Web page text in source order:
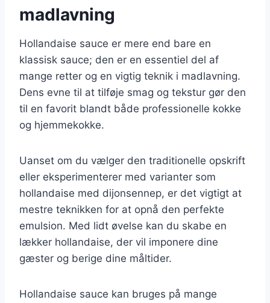
madlavning
Hollandaise sauce er mere end bare en
klassisk sauce; den er en essentiel del af
mange retter og en vigtig teknik i madlavning.
Dens evne til at tilføje smag og tekstur gør den
til en favorit blandt både professionelle kokke
og hjemmekokke.
Uanset om du vælger den traditionelle opskrift
eller eksperimenterer med varianter som
hollandaise med dijonsennep, er det vigtigt at
mestre teknikken for at opnå den perfekte
emulsion. Med lidt øvelse kan du skabe en
lækker hollandaise, der vil imponere dine
gæster og berige dine måltider.
Hollandaise sauce kan bruges på mange